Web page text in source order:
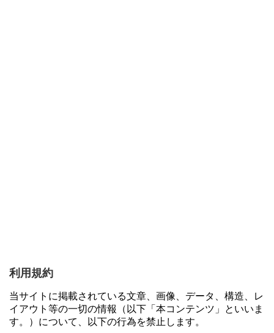
利用規約
当サイトに掲載されている文章、画像、データ、構造、レ
イアウト等の一切の情報（以下「本コンテンツ」といいま
す。）について、以下の行為を禁止します。